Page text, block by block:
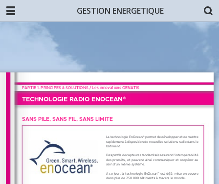
GESTION ENERGETIQUE